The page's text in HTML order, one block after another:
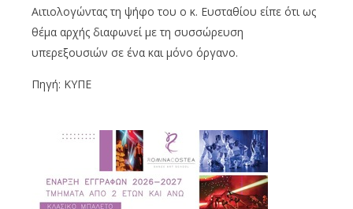
Αιτιολογώντας τη ψήφο του ο κ. Ευσταθίου είπε ότι ως
θέμα αρχής διαφωνεί με τη συσσώρευση
υπερεξουσιών σε ένα και μόνο όργανο.
Πηγή: ΚΥΠΕ